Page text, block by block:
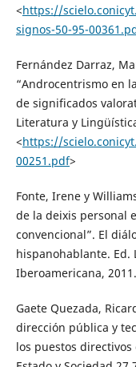
<https://
signos-50-95-
Fernández Darraz,
“Androcentrismo en
de significados
Literatura y
<https://
00251.pdf>
Fonte, Irene y
de la deixis personal
convencional”. El
hispanohablante. Ed.
Iberoamericana,
Gaete Quezada,
dirección pública y
los puestos